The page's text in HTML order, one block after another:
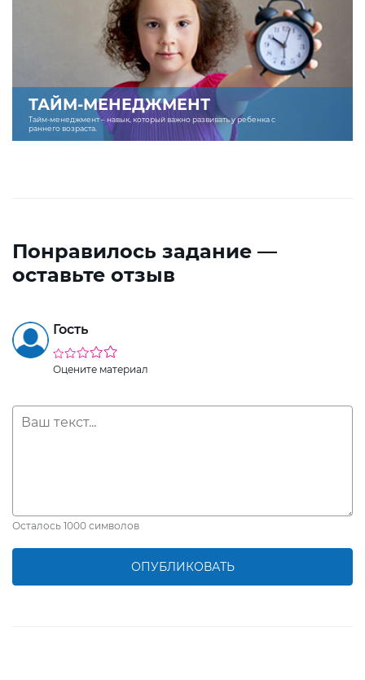
ТАЙМ-МЕНЕДЖМЕНТ
Тайм-менеджмент – навык, который важно развивать у ребенка с
раннего возраста.
Понравилось задание —
оставьте отзыв
Гость
Оцените материал
Осталось 1000 символов
ОПУБЛИКОВАТЬ